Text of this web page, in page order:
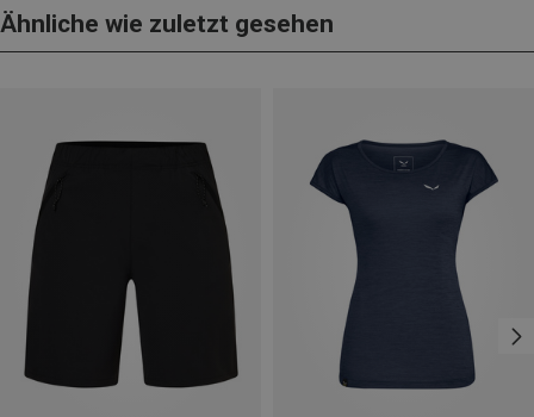
Ähnliche wie zuletzt gesehen